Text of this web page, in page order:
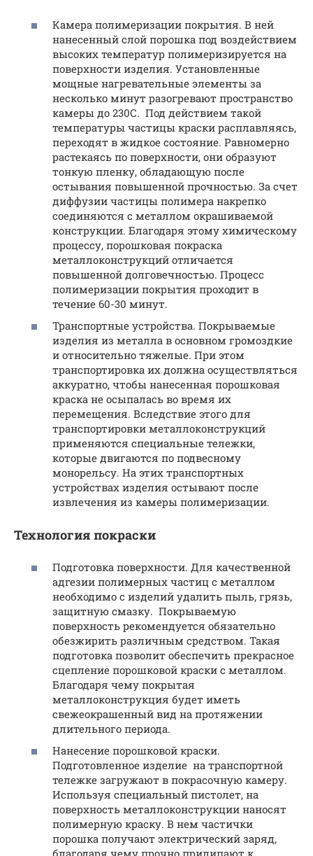
Камера полимеризации покрытия. В ней
нанесенный слой порошка под воздействием
высоких температур полимеризируется на
поверхности изделия. Установленные
мощные нагревательные элементы за
несколько минут разогревают пространство
камеры до 230С. Под действием такой
температуры частицы краски расплавляясь,
переходят в жидкое состояние. Равномерно
растекаясь по поверхности, они образуют
тонкую пленку, обладающую после
остывания повышенной прочностью. За счет
диффузии частицы полимера накрепко
соединяются с металлом окрашиваемой
конструкции. Благодаря этому химическому
процессу, порошковая покраска
металлоконструкций отличается
повышенной долговечностью. Процесс
полимеризации покрытия проходит в
течение 60-30 минут.
Транспортные устройства. Покрываемые
изделия из металла в основном громоздкие
и относительно тяжелые. При этом
транспортировка их должна осуществляться
аккуратно, чтобы нанесенная порошковая
краска не осыпалась во время их
перемещения. Вследствие этого для
транспортировки металлоконструкций
применяются специальные тележки,
которые двигаются по подвесному
монорельсу. На этих транспортных
устройствах изделия остывают после
извлечения из камеры полимеризации.
Технология покраски
Подготовка поверхности. Для качественной
адгезии полимерных частиц с металлом
необходимо с изделий удалить пыль, грязь,
защитную смазку. Покрываемую
поверхность рекомендуется обязательно
обезжирить различным средством. Такая
подготовка позволит обеспечить прекрасное
сцепление порошковой краски с металлом.
Благодаря чему покрытая
металлоконструкция будет иметь
свежеокрашенный вид на протяжении
длительного периода.
Нанесение порошковой краски.
Подготовленное изделие на транспортной
тележке загружают в покрасочную камеру.
Используя специальный пистолет, на
поверхность металлоконструкции наносят
полимерную краску. В нем частички
порошка получают электрический заряд,